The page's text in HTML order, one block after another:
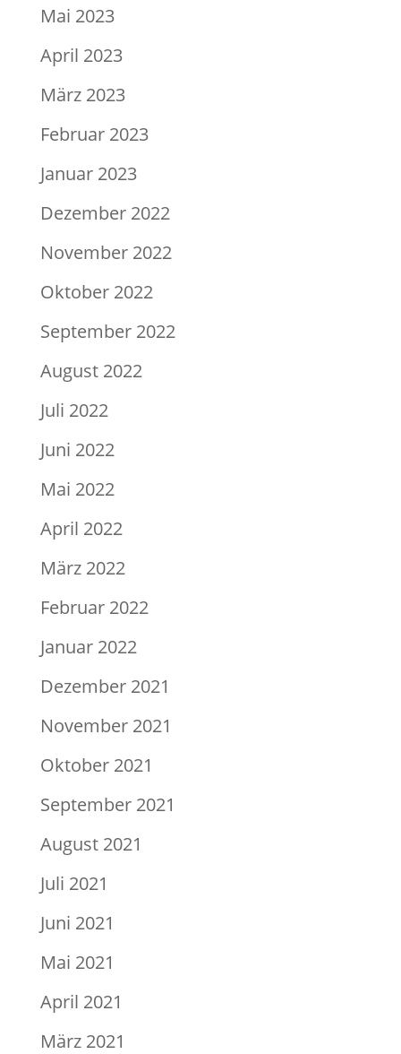
Mai 2023
April 2023
März 2023
Februar 2023
Januar 2023
Dezember 2022
November 2022
Oktober 2022
September 2022
August 2022
Juli 2022
Juni 2022
Mai 2022
April 2022
März 2022
Februar 2022
Januar 2022
Dezember 2021
November 2021
Oktober 2021
September 2021
August 2021
Juli 2021
Juni 2021
Mai 2021
April 2021
März 2021